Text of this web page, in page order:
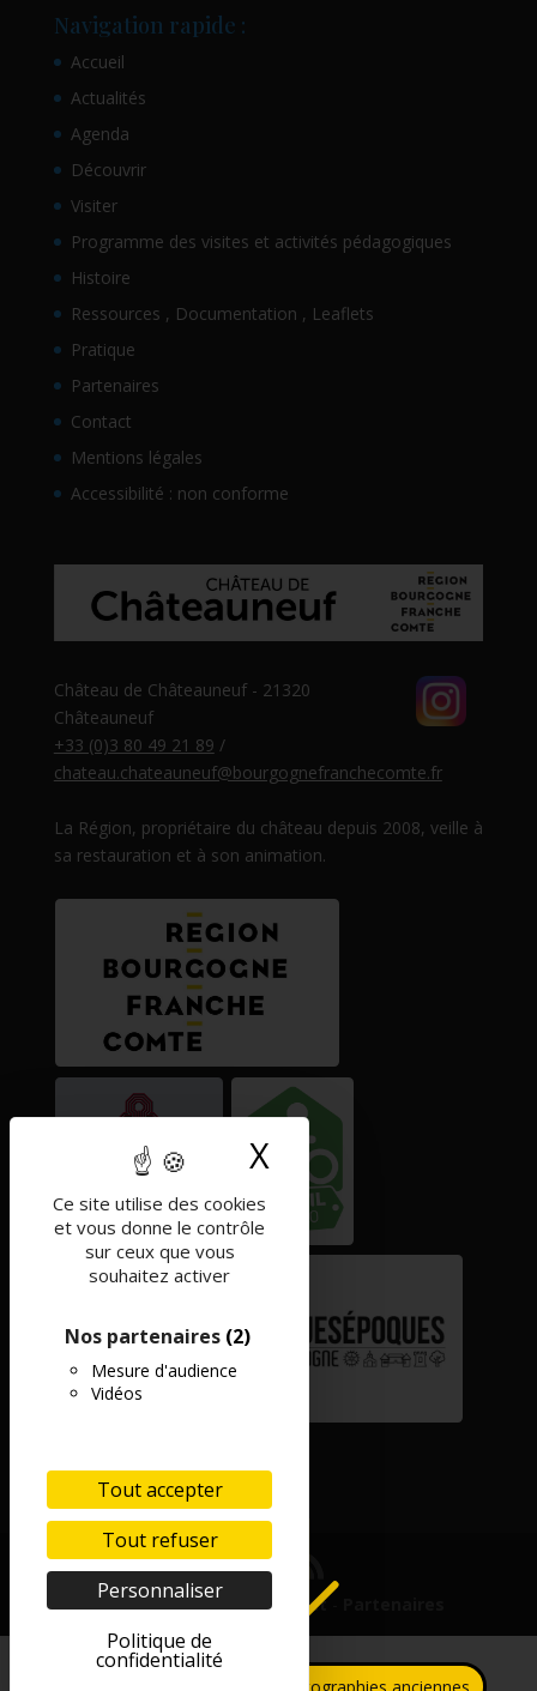
Ce site utilise des cookies
et vous donne le contrôle
sur ceux que vous
souhaitez activer
Nos partenaires (2)
Mesure d'audience
Vidéos
Tout accepter
Tout refuser
Personnaliser
Politique de
confidentialité
X Masquer le
Navigation rapide :
Accueil
Actualités
Agenda
Découvrir
Visiter
Programme des visites et activités pédagogiques
Histoire
Ressources , Documentation , Leaflets
Pratique
Partenaires
Contact
Mentions légales
Accessibilité : non conforme
Château de Châteauneuf - 21320
Châteauneuf
+33 (0)3 80 49 21 89 /
chateau.chateauneuf@bourgognefranchecomte.fr
La Région, propriétaire du château depuis 2008, veille à
sa restauration et à son animation.
Mentions légales-Contact-